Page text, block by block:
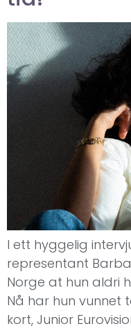
I ett hyggelig
representant
Norge at hun aldri
Nå har hun vunnet
kort, Junior